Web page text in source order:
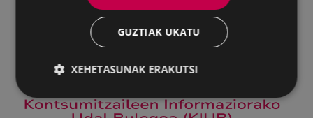
GUZTIAK UKATU
XEHETASUNAK ERAKUTSI